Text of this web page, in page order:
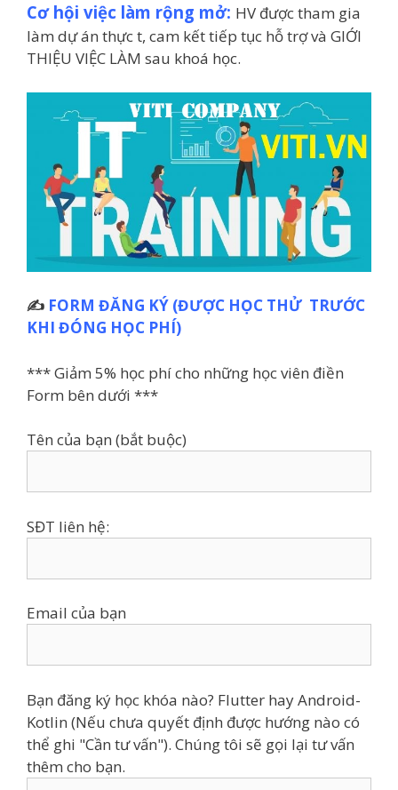
Cơ hội việc làm rộng mở: HV được tham gia
làm dự án thực t, cam kết tiếp tục hỗ trợ và GIỚI
THIỆU VIỆC LÀM sau khoá học.
✍️ FORM ĐĂNG KÝ (ĐƯỢC HỌC THỬ TRƯỚC
KHI ĐÓNG HỌC PHÍ)
*** Giảm 5% học phí cho những học viên điền
Form bên dưới ***
Tên của bạn (bắt buộc)
SĐT liên hệ:
Email của bạn
Bạn đăng ký học khóa nào? Flutter hay Android-
Kotlin (Nếu chưa quyết định được hướng nào có
thể ghi "Cần tư vấn"). Chúng tôi sẽ gọi lại tư vấn
thêm cho bạn.